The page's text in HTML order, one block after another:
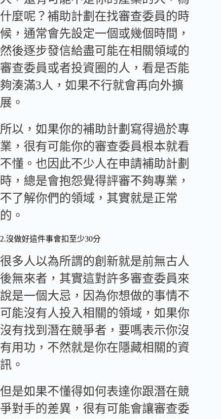
什麼呢？補助計劃在找審查委員的時
候，通常會先設定一個或幾個時間，
然後逐步發信給盡可能在相關領域的
審查委員或者投資圈的人，看是否能
夠湊滿3人，如果不行就會再向外擴
展。
所以，如果你的補助計劃寫得過於專
業，很有可能你的審查委員根本就看
不懂。也因此不少人在申請補助計劃
時，總是會抱怨覺得評審不夠專業，
不了解你們的領域，其實就是正常
的。
2.沒做好這件事會扣至少30分
很多人以為所謂的創新就是前無古人
後無來者，其實這對許多審查委員來
說是一個大忌，因為你想做的事情不
可能沒有人投入相關的領域，如果你
沒有找到潛在競爭者，要嗎表示你沒
有用功，不然就是你在隱藏相關的資
訊。
但是如果不懂得如何表達你跟潛在競
爭對手的差異，很有可能會讓審查委